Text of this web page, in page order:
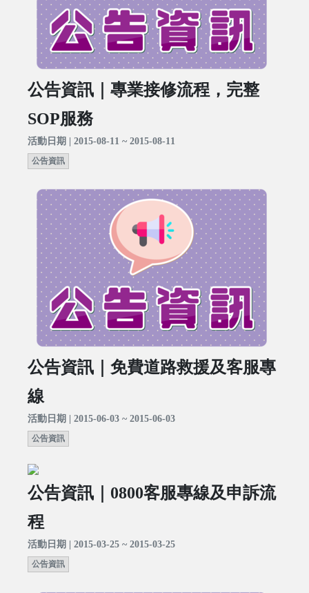
公告資訊｜專業接修流程，完整
SOP服務
活動日期 | 2015-08-11 ~ 2015-08-11
公告資訊
公告資訊｜免費道路救援及客服專
線
活動日期 | 2015-06-03 ~ 2015-06-03
公告資訊
公告資訊｜0800客服專線及申訴流
程
活動日期 | 2015-03-25 ~ 2015-03-25
公告資訊